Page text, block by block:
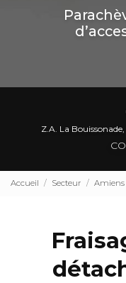
Z.A. La
Accueil Secteur Amiens